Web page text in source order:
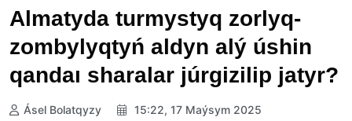
Almatyda turmystyq zorlyq-
zombylyqtyń aldyn alý úshin
qandaı sharalar júrgizilip jatyr?
Ásel Bolatqyzy 15:22, 17 Maýsym 2025